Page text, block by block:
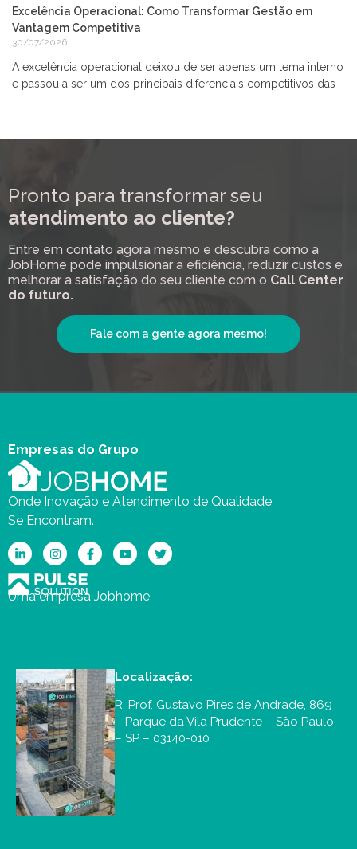
Excelência Operacional: Como Transformar Gestão em
Vantagem Competitiva
30/07/2026
A excelência operacional deixou de ser apenas um tema interno
e passou a ser um dos principais diferenciais competitivos das
Pronto para transformar seu
atendimento ao cliente?
Entre em contato agora mesmo e descubra como a
JobHome pode impulsionar a eficiência, reduzir custos e
melhorar a satisfação do seu cliente com o Call Center
do futuro.
Fale com a gente agora mesmo!
Empresas do Grupo
Onde Inovação e Atendimento de Qualidade
Se Encontram.
Uma empresa Jobhome
Localização:
R. Prof. Gustavo Pires de Andrade, 869
– Parque da Vila Prudente – São Paulo
– SP – 03140-010